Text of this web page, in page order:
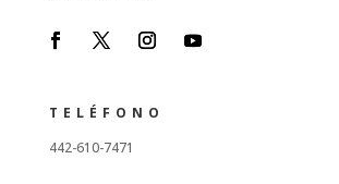
TELÉFONO
442-610-7471